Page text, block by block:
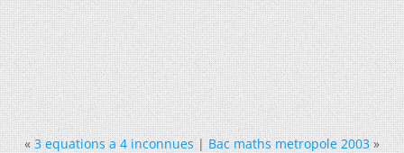
« 3 equations a 4 inconnues|Bac maths metropole 2003 »